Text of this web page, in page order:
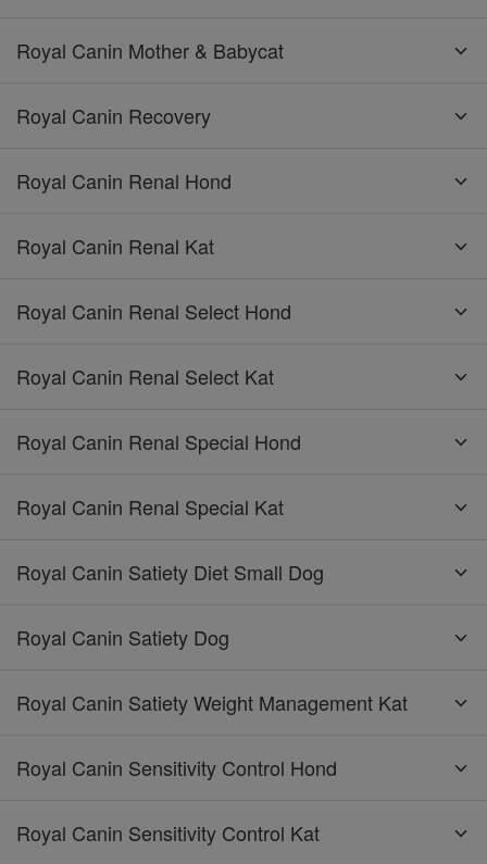
Royal Canin Mother & Babycat
Royal Canin Recovery
Royal Canin Renal Hond
Royal Canin Renal Kat
Royal Canin Renal Select Hond
Royal Canin Renal Select Kat
Royal Canin Renal Special Hond
Royal Canin Renal Special Kat
Royal Canin Satiety Diet Small Dog
Royal Canin Satiety Dog
Royal Canin Satiety Weight Management Kat
Royal Canin Sensitivity Control Hond
Royal Canin Sensitivity Control Kat